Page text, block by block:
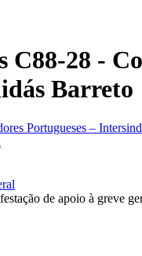
C88-28 -
Barreto
Portugueses –
de apoio à greve